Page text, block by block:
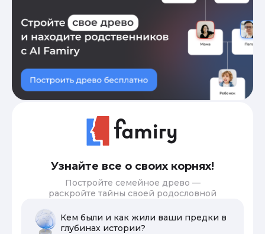
Узнайте все о своих корнях!
Постройте семейное древо —
раскройте тайны своей родословной
Кем были и как жили ваши предки в
глубинах истории?